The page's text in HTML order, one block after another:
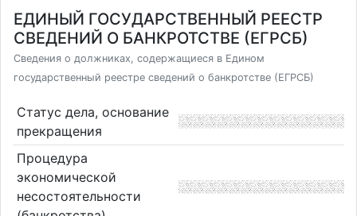
ЕДИНЫЙ ГОСУДАРСТВЕННЫЙ РЕЕСТР
СВЕДЕНИЙ О БАНКРОТСТВЕ (ЕГРСБ)
Сведения о должниках, содержащиеся в Едином
государственный реестре сведений о банкротстве (ЕГРСБ)
Статус дела, основание
прекращения
Процедура
экономической
несостоятельности